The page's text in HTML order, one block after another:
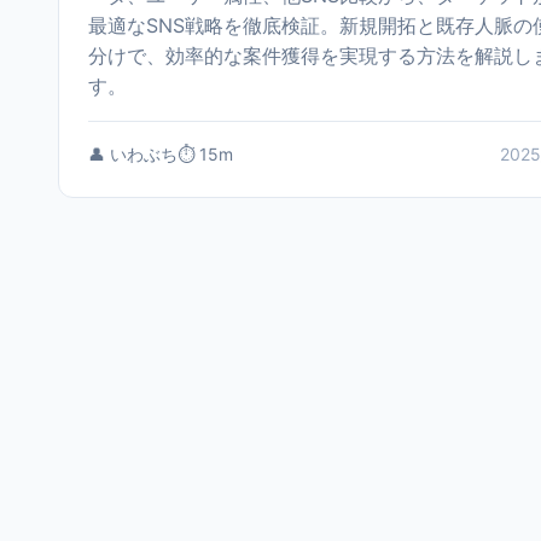
最適なSNS戦略を徹底検証。新規開拓と既存人脈の
分けで、効率的な案件獲得を実現する方法を解説し
す。
👤 いわぶち⏱️ 15m